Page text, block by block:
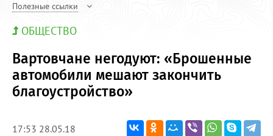
Полезные ссылки
ОБЩЕСТВО
Вартовчане негодуют: «Брошенные
автомобили мешают закончить
благоустройство»
17:53 28.05.18